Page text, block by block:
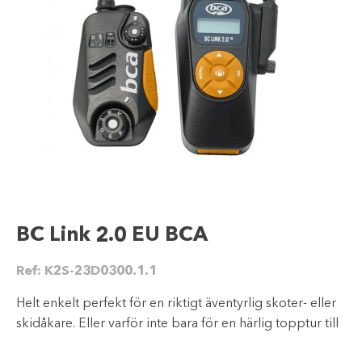
BC Link 2.0 EU BCA
Ref: K2S-23D0300.1.1
Helt enkelt perfekt för en riktigt äventyrlig skoter- eller
skidåkare. Eller varför inte bara för en härlig topptur till